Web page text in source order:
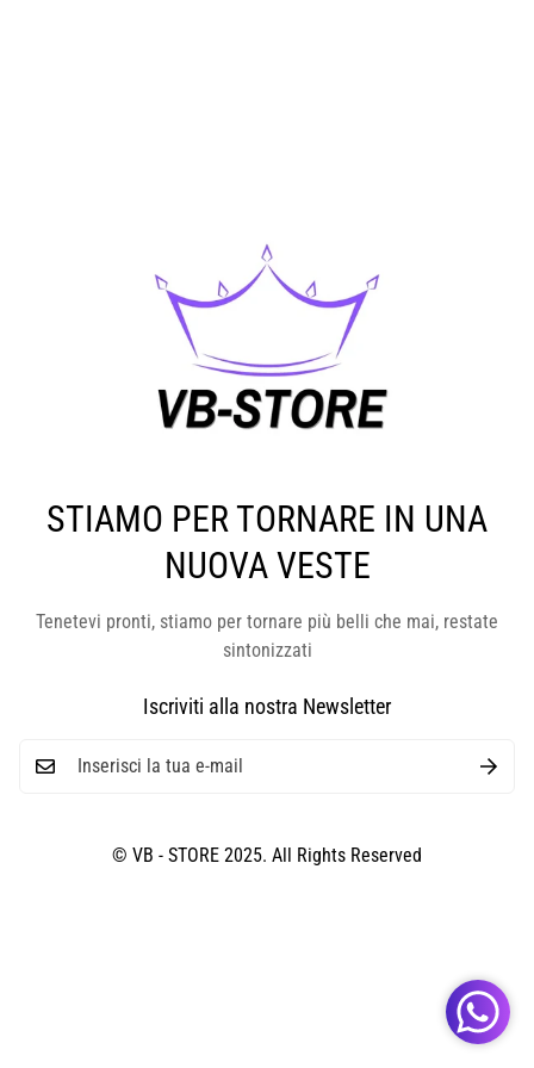
STIAMO PER TORNARE IN UNA
NUOVA VESTE
Tenetevi pronti, stiamo per tornare più belli che mai, restate
sintonizzati
Iscriviti alla nostra Newsletter
© VB - STORE 2025. All Rights Reserved